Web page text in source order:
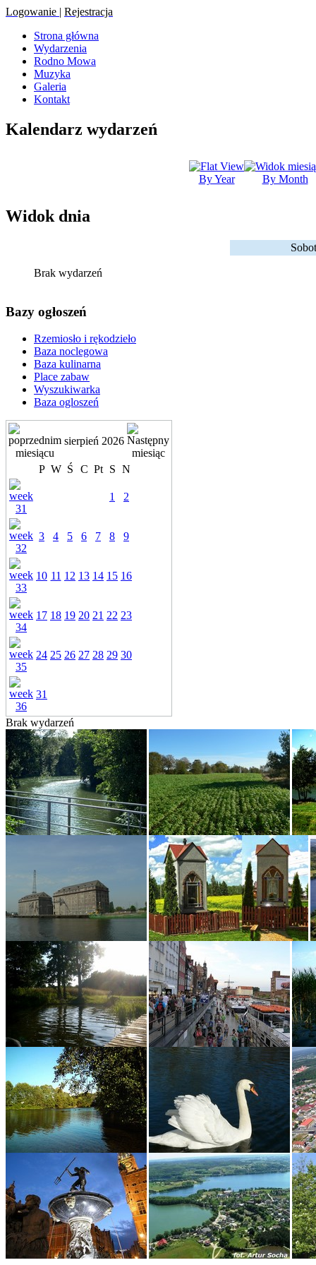
Logowanie | Rejestracja
Strona główna
Wydarzenia
Rodno Mowa
Muzyka
Galeria
Kontakt
Kalendarz wydarzeń
By Year By Month
Widok dnia
Brak wydarzeń
Bazy ogłoszeń
Rzemiosło i rękodzieło
Baza noclegowa
Baza kulinarna
Place zabaw
Wyszukiwarka
Baza ogloszeń
sierpień 2026
P W Ś C Pt S N
1 2
3 4 5 6 7 8 9
10 11 12 13 14 15 16
17 18 19 20 21 22 23
24 25 26 27 28 29 30
31
Brak wydarzeń